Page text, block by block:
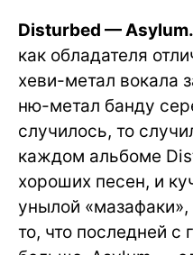
Disturbed — Asylum.
как обладателя
хеви-метал вокала
ню-метал банду
случилось, то
каждом альбоме
хороших песен, и
унылой
то, что последней с